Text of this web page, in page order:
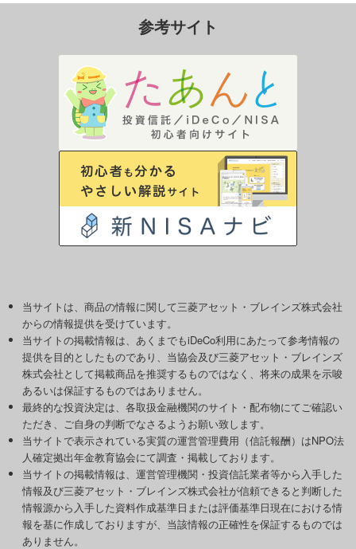
参考サイト
当サイトは、商品の情報に関して三菱アセット・ブレインズ株式会社
からの情報提供を受けています。
当サイトの掲載情報は、あくまでもiDeCo利用にあたって参考情報の
提供を目的としたものであり、当協会及び三菱アセット・ブレインズ
株式会社として掲載商品を推奨するものではなく、将来の成果を示唆
あるいは保証するものではありません。
最終的な投資決定は、各取扱金融機関のサイト・配布物にてご確認い
ただき、ご自身の判断でなさるようお願い致します。
当サイトで表示されている実質の運営管理費用（信託報酬）はNPO法
人確定拠出年金教育協会にて調査・掲載しております。
当サイトの掲載情報は、運営管理機関・投資信託業者等から入手した
情報及び三菱アセット・ブレインズ株式会社が信頼できると判断した
情報源から入手した資料作成基準日または評価基準日現在における情
報を基に作成しておりますが、当該情報の正確性を保証するものでは
ありません。